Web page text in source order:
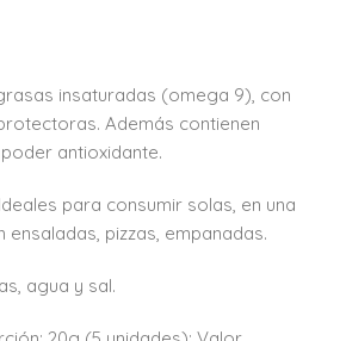
insaturadas (omega 9), con
Además contienen
antioxidante.
para consumir solas, en una
pizzas, empanadas.
agua y sal.